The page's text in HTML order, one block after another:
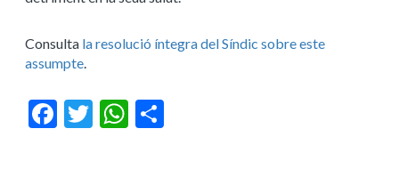
Consulta la resolució íntegra del Síndic sobre este
assumpte
Facebook
Twitter WhatsApp